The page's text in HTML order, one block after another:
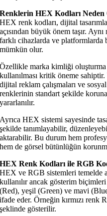
Renklerin HEX Kodları Neden
HEX renk kodları, dijital
açısından büyük önem taşır.
farklı cihazlarda ve platformlarda
mümkün olur.
Özellikle marka kimliği
kullanılması kritik öneme
dijital reklam çalışmaları ve
renklerinin standart şekilde
yararlanılır.
Ayrıca HEX sistemi sayesinde
şekilde tanımlayabilir,
aktarabilir. Bu durum hem
hem de görsel bütünlüğün
HEX Renk Kodları ile RGB
HEX ve RGB sistemleri temelde
kullanılır ancak gösterim biçimleri
(Red), yeşil (Green) ve mavi
ifade eder. Örneğin kırmızı
şeklinde gösterilir.